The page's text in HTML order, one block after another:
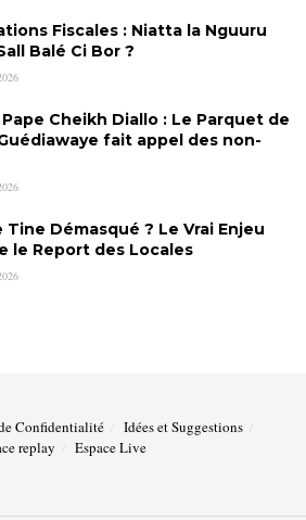
Fiscales : Niatta la Nguuru
Balé Ci Bor ?
Cheikh Diallo : Le Parquet de
fait appel des non-
Tine Démasqué ? Le Vrai Enjeu
le Report des Locales
Confidentialité
Idées et Suggestions
replay
Espace Live